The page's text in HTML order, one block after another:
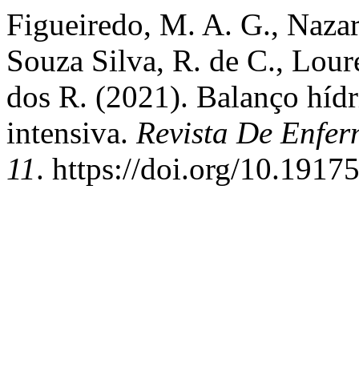
Figueiredo, M. A. G.,
Souza Silva, R. de C.,
dos R. (2021). Balanço
intensiva. Revista De
11. https://doi.org/